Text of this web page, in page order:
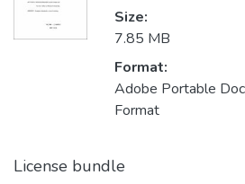
Size:
7.85 MB
Format:
Adobe Portable
Format
License bundle